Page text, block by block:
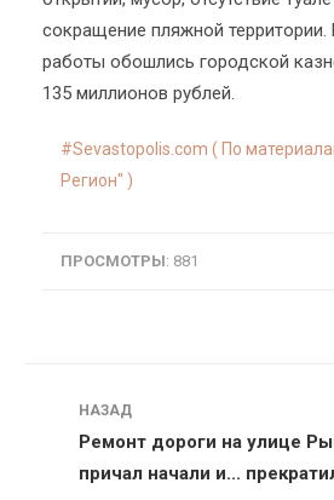
сокращение пляжной территории.
работы обошлись городской
135 миллионов рублей.
Sevastopolis.com ( По
Регион" )
ПРОСМОТРЫ: 881
Навигация
НАЗАД
Ремонт дороги на улице
причал начали и...